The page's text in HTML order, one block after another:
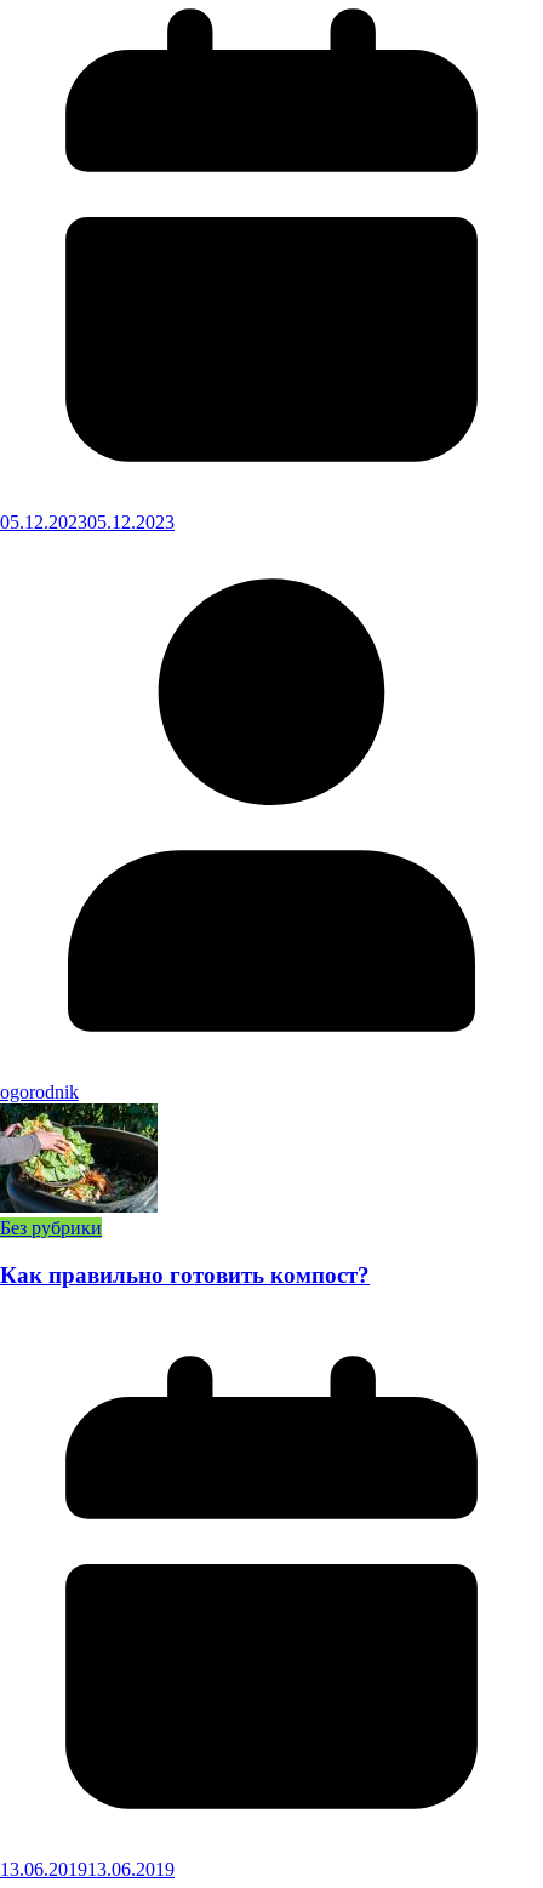
05.12.202305.12.2023
ogorodnik
Без рубрики
Как правильно готовить компост?
13.06.201913.06.2019